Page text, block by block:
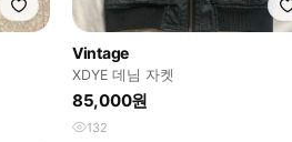
Vintage
XDYE 데님 자켓
85,000원
132